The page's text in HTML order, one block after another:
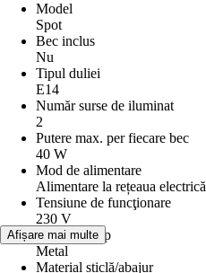
Model
Spot
Bec inclus
Nu
Tipul duliei
E14
Număr surse de iluminat
2
Putere max. per fiecare bec
40 W
Mod de alimentare
Alimentare la rețeaua electrică
Tensiune de funcţionare
230 V
Material corp
Metal
Material sticlă/abajur
Afișare mai multe